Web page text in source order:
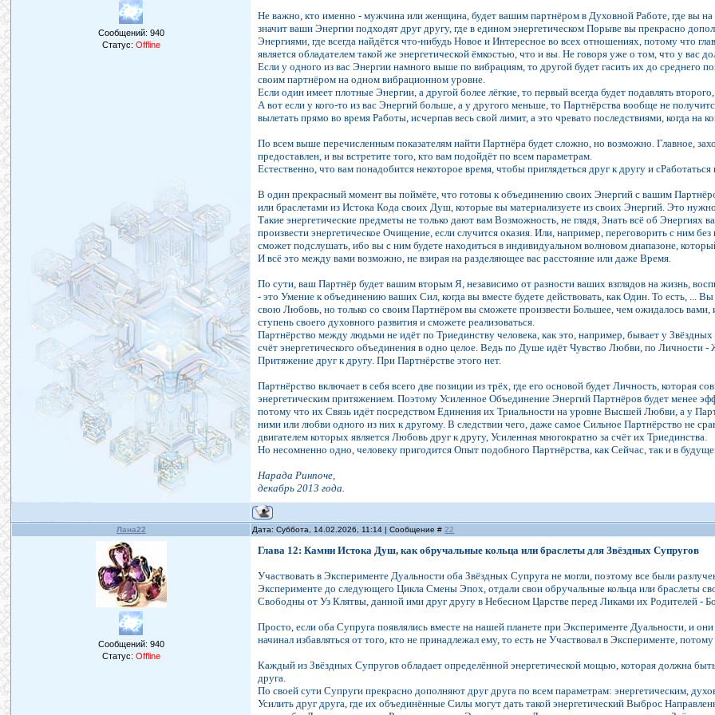
Сообщений: 940
Статус: Offline
Не важно, кто именно - мужчина или женщина, будет вашим партнёром в Духовной Работе, где вы
значит ваши Энергии подходят друг другу, где в едином энергетическом Порыве вы прекрасно
Энергиями, где всегда найдётся что-нибудь Новое и Интересное во всех отношениях, потому что
является обладателем такой же энергетической ёмкостью, что и вы. Не говоря уже о том, что у вас
Если у одного из вас Энергии намного выше по вибрациям, то другой будет гасить их до среднего
своим партнёром на одном вибрационном уровне.
Если один имеет плотные Энергии, а другой более лёгкие, то первый всегда будет подавлять
А вот если у кого-то из вас Энергий больше, а у другого меньше, то Партнёрства вообще не
вылетать прямо во время Работы, исчерпав весь свой лимит, а это чревато последствиями, когда на
По всем выше перечисленным показателям найти Партнёра будет сложно, но возможно. Главное,
предоставлен, и вы встретите того, кто вам подойдёт по всем параметрам.
Естественно, что вам понадобится некоторое время, чтобы приглядеться друг к другу и сРаботаться
В один прекрасный момент вы поймёте, что готовы к объединению своих Энергий с вашим
или браслетами из Истока Кода своих Душ, которые вы материализуете из своих Энергий. Это
Такие энергетические предметы не только дают вам Возможность, не глядя, Знать всё об Энергиях
произвести энергетическое Очищение, если случится оказия. Или, например, переговорить с ним
сможет подслушать, ибо вы с ним будете находиться в индивидуальном волновом диапазоне,
И всё это между вами возможно, не взирая на разделяющее вас расстояние или даже Время.
По сути, ваш Партнёр будет вашим вторым Я, независимо от разности ваших взглядов на жизнь,
- это Умение к объединению ваших Сил, когда вы вместе будете действовать, как Один. То есть, ...
свою Любовь, но только со своим Партнёром вы сможете произвести Большее, чем ожидалось
ступень своего духовного развития и сможете реализоваться.
Партнёрство между людьми не идёт по Триединству человека, как это, например, бывает у
счёт энергетического объединения в одно целое. Ведь по Душе идёт Чувство Любви, по Личности
Притяжение друг к другу. При Партнёрстве этого нет.
Партнёрство включает в себя всего две позиции из трёх, где его основой будет Личность,
энергетическим притяжением. Поэтому Усиленное Объединение Энергий Партнёров будет менее
потому что их Связь идёт посредством Единения их Триальности на уровне Высшей Любви, а у
ними или любви одного из них к другому. В следствии чего, даже самое Сильное Партнёрство не
двигателем которых является Любовь друг к другу, Усиленная многократно за счёт их Триединства.
Но несомненно одно, человеку пригодится Опыт подобного Партнёрства, как Сейчас, так и в
Нарада Ринпоче,
декабрь 2013 года.
Лана22 Дата: Суббота, 14.02.2026, 11:14 | Сообщение # 22
Сообщений: 940
Статус: Offline
Глава 12: Камни Истока Душ, как обручальные кольца или браслеты для Звёздных Супругов
Участвовать в Эксперименте Дуальности оба Звёздных Супруга не могли, поэтому все были
Эксперименте до следующего Цикла Смены Эпох, отдали свои обручальные кольца или браслеты
Свободны от Уз Клятвы, данной ими друг другу в Небесном Царстве перед Ликами их Родителей -
Просто, если оба Супруга появлялись вместе на нашей планете при Эксперименте Дуальности, и
начинал избавляться от того, кто не принадлежал ему, то есть не Участвовал в Эксперименте,
Каждый из Звёздных Супругов обладает определённой энергетической мощью, которая должна
друга.
По своей сути Супруги прекрасно дополняют друг друга по всем параметрам: энергетическим,
Усилить друг друга, где их объединённые Силы могут дать такой энергетический Выброс